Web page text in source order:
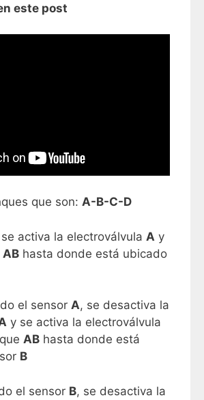
este post
que son: A-B-C-D
activa la electroválvula A y
AB hasta donde está ubicado
el sensor A, se desactiva la
y se activa la electroválvula
AB hasta donde está
B
el sensor B, se desactiva la